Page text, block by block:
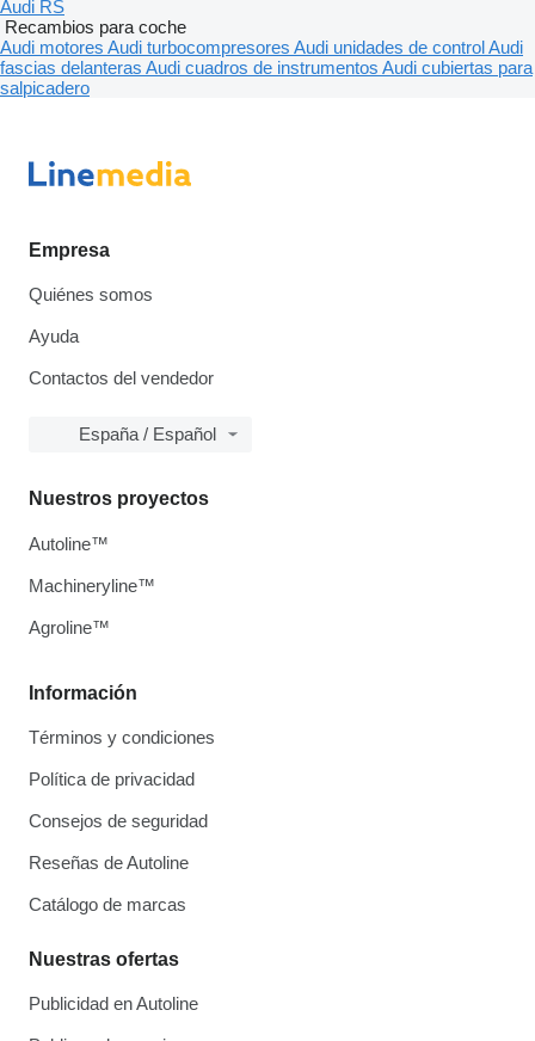
Audi RS
Recambios para coche
Audi motores Audi turbocompresores Audi unidades de controlAudi
fascias delanteras Audi cuadros de instrumentos Audi cubiertas para
salpicadero
Empresa
Quiénes somos
Ayuda
Contactos del vendedor
España / Español
Información
Términos y condiciones
Política de privacidad
Consejos de seguridad
Reseñas de Autoline
Catálogo de marcas
Nuestras ofertas
Publicidad en Autoline
Nuestros proyectos
Autoline™
Machineryline™
Agroline™